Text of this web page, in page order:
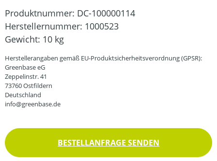
Produktnummer: DC-100000114
Herstellernummer: 1000523
Gewicht: 10 kg
Herstellerangaben gemäß EU-Produktsicherheitsverordnung (GPSR):
Greenbase eG
Zeppelinstr. 41
73760 Ostfildern
Deutschland
info@greenbase.de
BESTELLANFRAGE SENDEN